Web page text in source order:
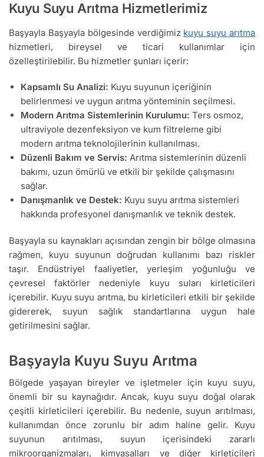
Kuyu Suyu Arıtma Hizmetlerimiz
Başyayla Başyayla bölgesinde verdiğimiz kuyu suyu arıtma
hizmetleri, bireysel ve ticari kullanımlar için
özelleştirilebilir. Bu hizmetler şunları içerir:
Kapsamlı Su Analizi: Kuyu suyunun içeriğinin
belirlenmesi ve uygun arıtma yönteminin seçilmesi.
Modern Arıtma Sistemlerinin Kurulumu: Ters osmoz,
ultraviyole dezenfeksiyon ve kum filtreleme gibi
modern arıtma teknolojilerinin kullanılması.
Düzenli Bakım ve Servis: Arıtma sistemlerinin düzenli
bakımı, uzun ömürlü ve etkili bir şekilde çalışmasını
sağlar.
Danışmanlık ve Destek: Kuyu suyu arıtma sistemleri
hakkında profesyonel danışmanlık ve teknik destek.
Başyayla su kaynakları açısından zengin bir bölge olmasına
rağmen, kuyu suyunun doğrudan kullanımı bazı riskler
taşır. Endüstriyel faaliyetler, yerleşim yoğunluğu ve
çevresel faktörler nedeniyle kuyu suları kirleticileri
içerebilir. Kuyu suyu arıtma, bu kirleticileri etkili bir şekilde
gidererek, suyun sağlık standartlarına uygun hale
getirilmesini sağlar.
Başyayla Kuyu Suyu Arıtma
Bölgede yaşayan bireyler ve işletmeler için kuyu suyu,
önemli bir su kaynağıdır. Ancak, kuyu suyu doğal olarak
çeşitli kirleticileri içerebilir. Bu nedenle, suyun arıtılması,
kullanımdan önce zorunlu bir adım haline gelir. Kuyu
suyunun arıtılması, suyun içerisindeki zararlı
mikroorganizmaları, kimyasalları ve diğer kirleticileri